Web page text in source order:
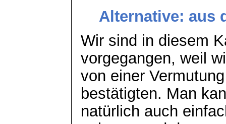
Alternative: aus
Wir sind in diesem
vorgegangen, weil
von einer
bestätigten. Man
natürlich auch